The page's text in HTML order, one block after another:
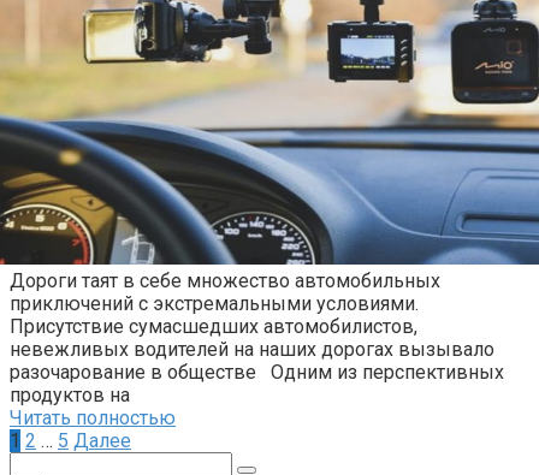
Дороги таят в себе множество автомобильных
приключений с экстремальными условиями.
Присутствие сумасшедших автомобилистов,
невежливых водителей на наших дорогах вызывало
разочарование в обществе Одним из перспективных
продуктов на
Читать полностью
Пагинация
1 2 … 5 Далее